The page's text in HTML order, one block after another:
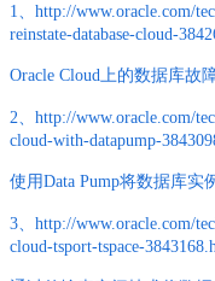
1、http://www.oracle.com/
reinstate-database-cloud-
Oracle Cloud上的数据库故
2、http://www.oracle.com/
cloud-with-datapump-
使用Data Pump将数据库实
3、http://www.oracle.com/
cloud-tsport-tspace-